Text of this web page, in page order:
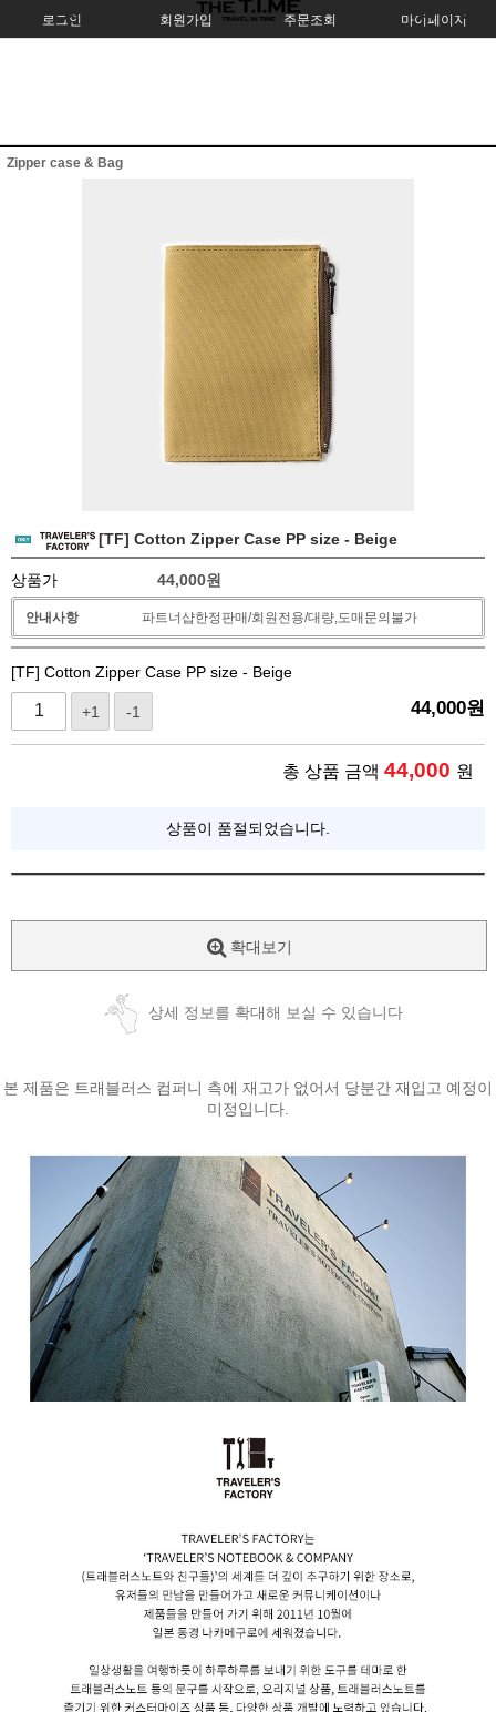
로그인 회원가입 주문조회 마이페이지
Zipper case & Bag
[TF] Cotton Zipper Case PP size - Beige
상품가 44,000원
안내사항 파트너샵한정판매/회원전용/대량,도매문의불가
[TF] Cotton Zipper Case PP size - Beige
+1 -1 44,000원
총 상품 금액 44,000 원
상품이 품절되었습니다.
확대보기
상세 정보를 확대해 보실 수 있습니다
본 제품은 트래블러스 컴퍼니 측에 재고가 없어서 당분간 재입고 예정이
미정입니다.